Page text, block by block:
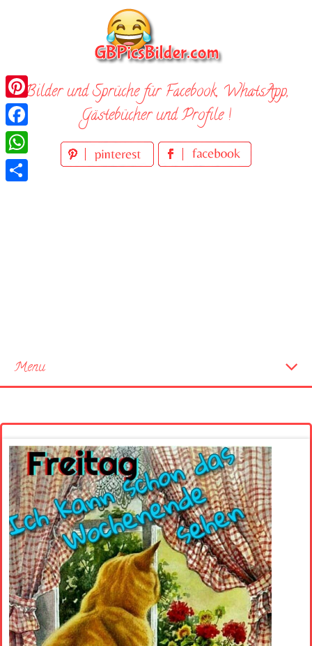
Bilder und Sprüche für Facebook, WhatsApp,
Gästebücher und Profile !
Menu
Pinterest
Facebook
WhatsApp